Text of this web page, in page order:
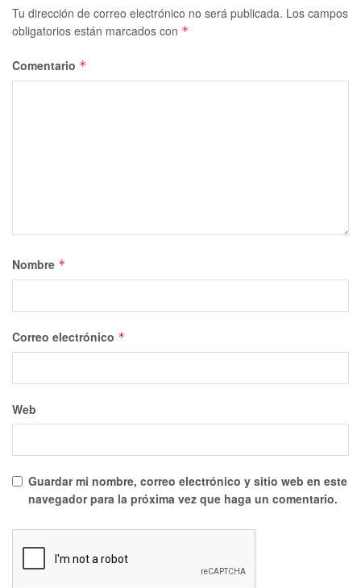
Tu dirección de correo electrónico no será publicada. Los campos
obligatorios están marcados con *
Comentario *
Nombre *
Correo electrónico *
Web
Guardar mi nombre, correo electrónico y sitio web en este
navegador para la próxima vez que haga un comentario.